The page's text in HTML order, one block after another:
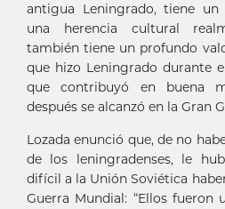
antigua Leningrado, tiene
una herencia cultural
también tiene un profundo
que hizo Leningrado durante
que contribuyó en buena
después se alcanzó en la Gran
Lozada enunció que, de no
de los leningradenses, le
difícil a la Unión Soviética
Guerra Mundial: “Ellos